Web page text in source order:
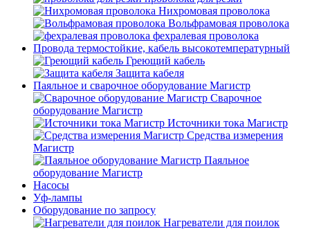
Нихромовая проволока
Вольфрамовая проволока
фехралевая проволока
Провода термостойкие, кабель высокотемпературный
Греющий кабель
Защита кабеля
Паяльное и сварочное оборудование Магистр
Сварочное
оборудование Магистр
Источники тока Магистр
Средства измерения
Магистр
Паяльное
оборудование Магистр
Насосы
Уф-лампы
Оборудование по запросу
Нагреватели для поилок